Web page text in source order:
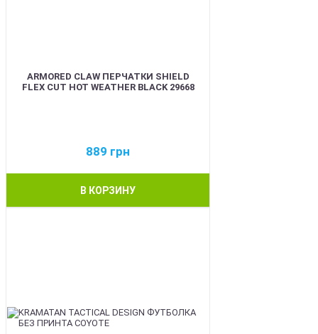
ARMORED CLAW ПЕРЧАТКИ SHIELD
FLEX CUT HOT WEATHER BLACK 29668
889 грн
В КОРЗИНУ